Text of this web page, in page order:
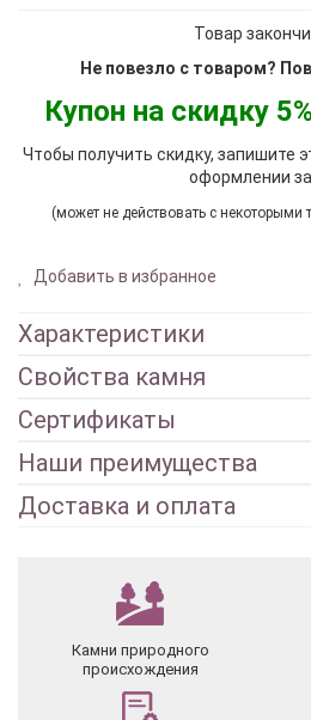
Товар
Не повезло с товаром?
Купон на скидку
Чтобы получить скидку, запишите
оформлении
(может не действовать с
Добавить в избранное
Характеристики
Свойства камня
Сертификаты
Наши преимущества
Доставка и оплата
Камни природного
происхождения